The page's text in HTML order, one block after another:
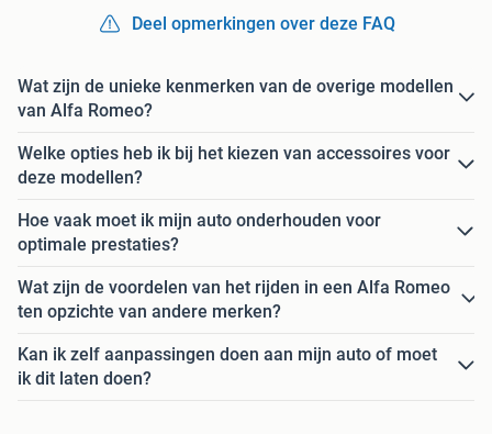
Deel opmerkingen over deze FAQ
Wat zijn de unieke kenmerken van de overige modellen
van Alfa Romeo?
Welke opties heb ik bij het kiezen van accessoires voor
deze modellen?
Hoe vaak moet ik mijn auto onderhouden voor
optimale prestaties?
Wat zijn de voordelen van het rijden in een Alfa Romeo
ten opzichte van andere merken?
Kan ik zelf aanpassingen doen aan mijn auto of moet
ik dit laten doen?